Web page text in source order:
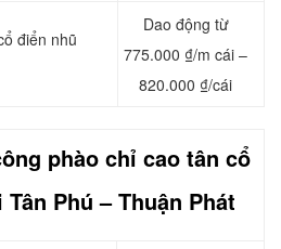
điển nhũ
Dao động từ
775.000 ₫/m cái –
820.000 ₫/cái
phào chỉ cao tân cổ
Phú – Thuận Phát